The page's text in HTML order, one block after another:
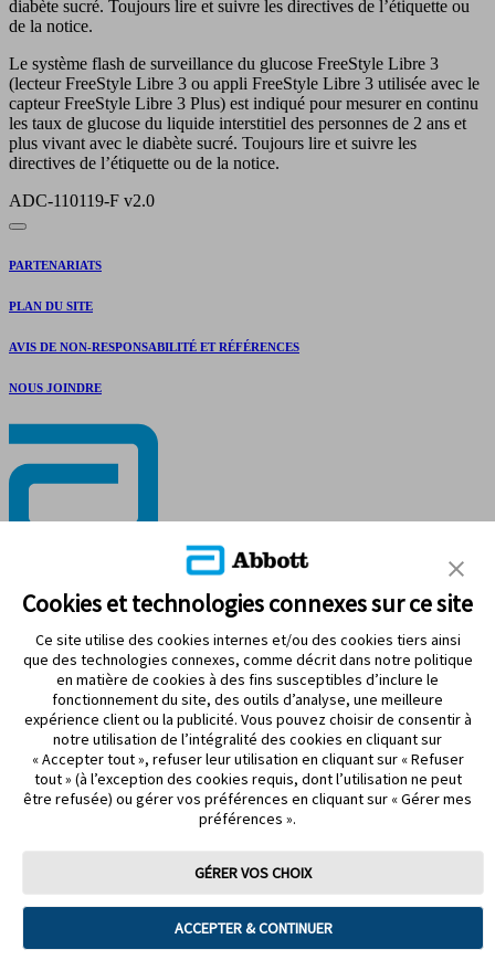
diabète sucré. Toujours lire et suivre les directives de l’étiquette ou
de la notice.
Le système flash de surveillance du glucose FreeStyle Libre 3
(lecteur FreeStyle Libre 3 ou appli FreeStyle Libre 3 utilisée avec le
capteur FreeStyle Libre 3 Plus) est indiqué pour mesurer en continu
les taux de glucose du liquide interstitiel des personnes de 2 ans et
plus vivant avec le diabète sucré. Toujours lire et suivre les
directives de l’étiquette ou de la notice.
ADC-110119-F v2.0
PARTENARIATS
PLAN DU SITE
AVIS DE NON-RESPONSABILITÉ ET RÉFÉRENCES
NOUS JOINDRE
Modalités d’utilisation
Politique de confidentialité
Énoncé d’accessibilité
Préférences de cookies
©2026 Abbott. Tous droits réservés. La forme circulaire du boîtier
du capteur, FreeStyle, Libre et les marques connexes sont des
Vous allez maintenant quitter un site Web d’Abbott Canada, un
site administré par Abbott.
Cookies et technologies connexes sur ce site
Ce site utilise des cookies internes et/ou des cookies tiers ainsi
que des technologies connexes, comme décrit dans notre politique
en matière de cookies à des fins susceptibles d’inclure le
fonctionnement du site, des outils d’analyse, une meilleure
expérience client ou la publicité. Vous pouvez choisir de consentir à
notre utilisation de l’intégralité des cookies en cliquant sur
« Accepter tout », refuser leur utilisation en cliquant sur « Refuser
tout » (à l’exception des cookies requis, dont l’utilisation ne peut
être refusée) ou gérer vos préférences en cliquant sur « Gérer mes
préférences ».
GÉRER VOS CHOIX
ACCEPTER & CONTINUER